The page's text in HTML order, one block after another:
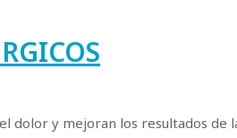
dolor y mejoran los resultados